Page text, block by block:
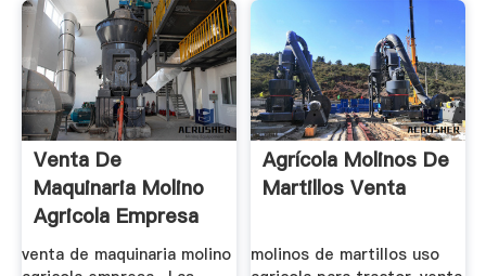
Venta De
Maquinaria Molino
Agricola Empresa
Menonitas
venta de maquinaria molino
Agrícola Molinos De
Martillos Venta
molinos de martillos uso